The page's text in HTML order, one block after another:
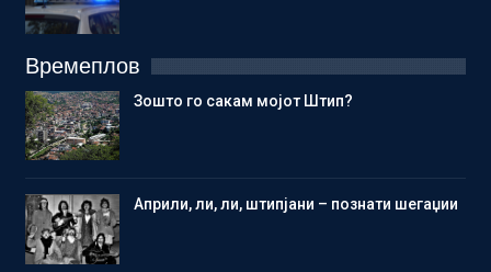
Времеплов
Зошто го сакам мојот Штип?
Aприли, ли, ли, штипјани – познати шегаџии